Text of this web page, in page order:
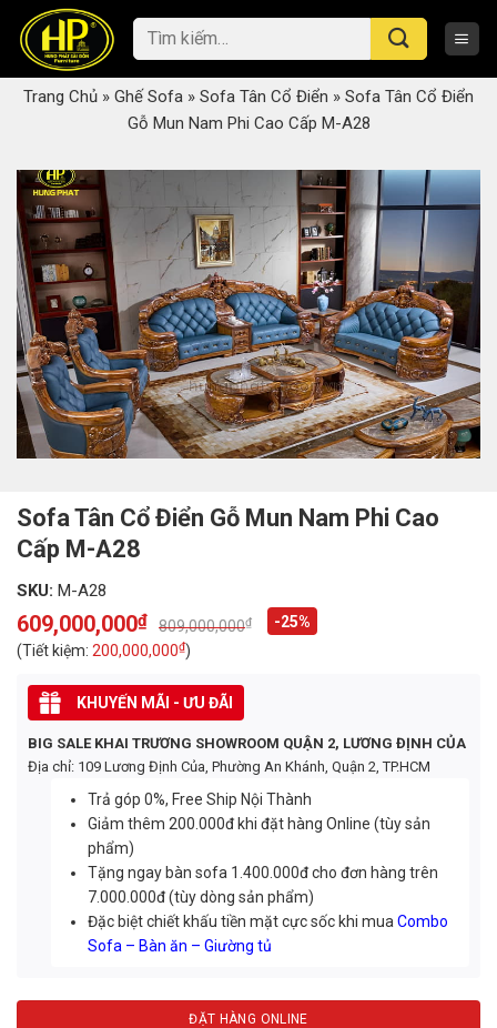
content
Tìm
kiếm:
Trang Chủ » Ghế Sofa » Sofa Tân Cổ Điển » Sofa Tân Cổ Điển
Gỗ Mun Nam Phi Cao Cấp M-A28
Sofa Tân Cổ Điển Gỗ Mun Nam Phi Cao
Cấp M-A28
SKU: M-A28
809,000,000₫
Original
price
was:
809,000,000₫.
609,000,000₫
Current
price
is:
609,000,000₫.
-25%
(Tiết kiệm: 200,000,000₫)
KHUYẾN MÃI - ƯU ĐÃI
BIG SALE KHAI TRƯƠNG SHOWROOM QUẬN 2, LƯƠNG ĐỊNH CỦA
Địa chỉ: 109 Lương Định Của, Phường An Khánh, Quận 2, TP.HCM
Trả góp 0%, Free Ship Nội Thành
Giảm thêm 200.000đ khi đặt hàng Online (tùy sản
phẩm)
Tặng ngay bàn sofa 1.400.000đ cho đơn hàng trên
7.000.000đ (tùy dòng sản phẩm)
Đặc biệt chiết khấu tiền mặt cực sốc khi muaCombo
Sofa – Bàn ăn – Giường tủ
ĐẶT HÀNG ONLINE